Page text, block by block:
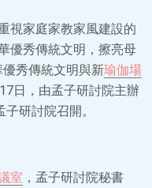
視家庭家教家風建設的
優秀傳統文明，擦亮母
秀傳統文明與新瑜伽場
日，由孟子研討院主辦
研討院召開。
室 ，孟子研討院秘書